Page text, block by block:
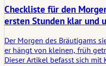
Checkliste für den
ersten Stunden klar und
Der Morgen des Bräutigams
er hängt von kleinen, früh
Dieser Artikel befasst sich mit